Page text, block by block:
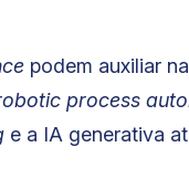
podem auxiliar
process
e a IA generativa